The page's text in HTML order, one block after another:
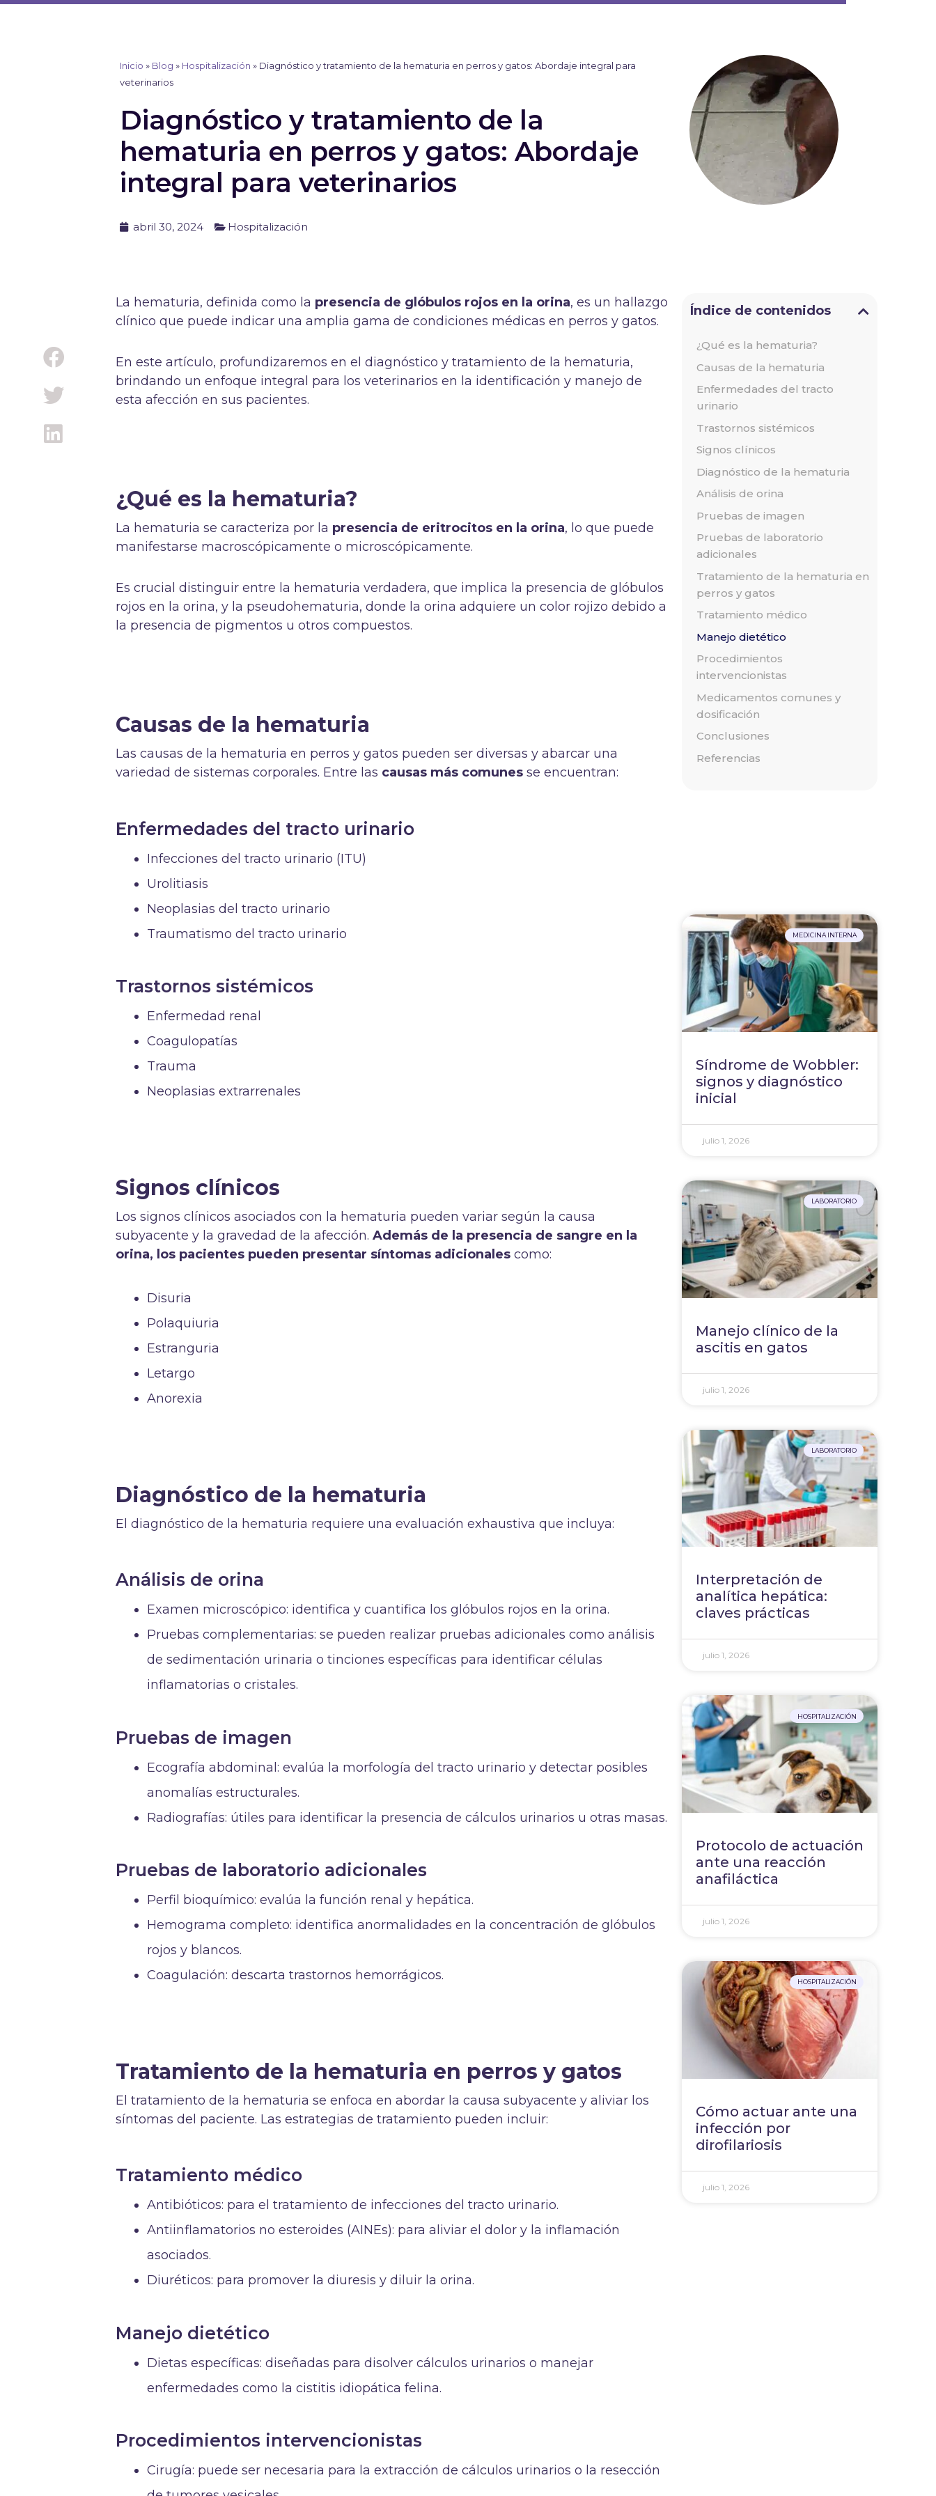
Ir
Inicio » Blog » Hospitalización » Diagnóstico y tratamiento de la hematuria en perros y gatos: Abordaje integral para
veterinarios
Diagnóstico y tratamiento de la
hematuria en perros y gatos: Abordaje
integral para veterinarios
abril 30, 2024 Hospitalización
La hematuria, definida como la presencia de glóbulos rojos en la orina, es un hallazgo
clínico que puede indicar una amplia gama de condiciones médicas en perros y gatos.
En este artículo, profundizaremos en el diagnóstico y tratamiento de la hematuria,
brindando un enfoque integral para los veterinarios en la identificación y manejo de
esta afección en sus pacientes.
¿Qué es la hematuria?
La hematuria se caracteriza por la presencia de eritrocitos en la orina, lo que puede
manifestarse macroscópicamente o microscópicamente.
Es crucial distinguir entre la hematuria verdadera, que implica la presencia de glóbulos
rojos en la orina, y la pseudohematuria, donde la orina adquiere un color rojizo debido a
la presencia de pigmentos u otros compuestos.
Causas de la hematuria
Las causas de la hematuria en perros y gatos pueden ser diversas y abarcar una
variedad de sistemas corporales. Entre las causas más comunes se encuentran:
Enfermedades del tracto urinario
Infecciones del tracto urinario (ITU)
Urolitiasis
Neoplasias del tracto urinario
Traumatismo del tracto urinario
Trastornos sistémicos
Enfermedad renal
Coagulopatías
Trauma
Neoplasias extrarrenales
Signos clínicos
Los signos clínicos asociados con la hematuria pueden variar según la causa
subyacente y la gravedad de la afección. Además de la presencia de sangre en la
orina, los pacientes pueden presentar síntomas adicionalescomo:
Disuria
Polaquiuria
Estranguria
Letargo
Anorexia
Diagnóstico de la hematuria
El diagnóstico de la hematuria requiere una evaluación exhaustiva que incluya:
Análisis de orina
Examen microscópico: identifica y cuantifica los glóbulos rojos en la orina.
Pruebas complementarias: se pueden realizar pruebas adicionales como análisis
de sedimentación urinaria o tinciones específicas para identificar células
inflamatorias o cristales.
Pruebas de imagen
Ecografía abdominal: evalúa la morfología del tracto urinario y detectar posibles
anomalías estructurales.
Radiografías: útiles para identificar la presencia de cálculos urinarios u otras masas.
Pruebas de laboratorio adicionales
Perfil bioquímico: evalúa la función renal y hepática.
Hemograma completo: identifica anormalidades en la concentración de glóbulos
rojos y blancos.
Coagulación: descarta trastornos hemorrágicos.
Tratamiento de la hematuria en perros y gatos
El tratamiento de la hematuria se enfoca en abordar la causa subyacente y aliviar los
síntomas del paciente. Las estrategias de tratamiento pueden incluir:
Tratamiento médico
Antibióticos: para el tratamiento de infecciones del tracto urinario.
Antiinflamatorios no esteroides (AINEs): para aliviar el dolor y la inflamación
asociados.
Diuréticos: para promover la diuresis y diluir la orina.
Manejo dietético
Dietas específicas: diseñadas para disolver cálculos urinarios o manejar
enfermedades como la cistitis idiopática felina.
Procedimientos intervencionistas
Cirugía: puede ser necesaria para la extracción de cálculos urinarios o la resección
Índice de contenidos
¿Qué es la hematuria?
Causas de la hematuria
Enfermedades del tracto
urinario
Trastornos sistémicos
Signos clínicos
Diagnóstico de la hematuria
Análisis de orina
Pruebas de imagen
Pruebas de laboratorio
adicionales
Tratamiento de la hematuria en
perros y gatos
Tratamiento médico
Manejo dietético
Procedimientos
intervencionistas
Medicamentos comunes y
dosificación
Conclusiones
Referencias
MEDICINA INTERNA
Síndrome de Wobbler:
signos y diagnóstico
inicial
julio 1, 2026
LABORATORIO
Manejo clínico de la
ascitis en gatos
julio 1, 2026
LABORATORIO
Interpretación de
analítica hepática:
claves prácticas
julio 1, 2026
HOSPITALIZACIÓN
Protocolo de actuación
ante una reacción
anafiláctica
julio 1, 2026
HOSPITALIZACIÓN
Cómo actuar ante una
infección por
dirofilariosis
julio 1, 2026